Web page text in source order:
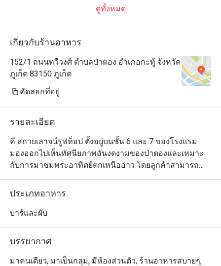
ดูทั้งหมด
เกี่ยวกับร้านอาหาร
152/1 ถนนทวีวงศ์ ตำบลป่าตอง อำเภอกะทู้ จังหวัด
ภูเก็ต 83150 ภูเก็ต
คัดลอกที่อยู่
รายละเอียด
คี สกายเลาจน์รูฟท็อป ตั้งอยู่บนชั้น 6 และ 7 ของโรงแรม
มองออกไปเห็นทัศนียภาพอันงดงามของป่าตองและเหมาะ
กับการมาชมพระอาทิตย์ตกเหนืออ่าว โดยลูกค้าสามารถ
เดินจากถนนบางลาและหาดป่าตองที่มีชื่อเสียงได้สบายๆ
สำหรับบรรยากาศและการตกแต่งร้านนั้น โดดเด่นด้วยรูป
โซฟาหรูหรา บาร์ทรงกลม และแม้แต่อ่างจากุซซี่บนชั้น
เพลิดเพลินกับอาหารจานอร่อยใต้ท้องฟ้าสีสวยกับคนรู้ใจ
ประเภทอาหาร
บาร์และผับ
บรรยากาศ
มาคนเดียว, มาเป็นกลุ่ม, มีห้องส่วนตัว, ร้านอาหารสบายๆ,